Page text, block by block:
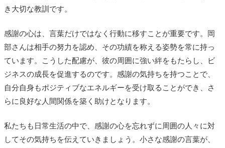
き大切な教訓です。
感謝の心は、言葉だけではなく行動に移すことが重要です。岡
部さんは相手の努力を認め、その功績を称える姿勢を常に持っ
ています。こうした配慮が、彼の周囲に強い絆をもたらし、ビ
ジネスの成長を促進するのです。感謝の気持ちを持つことで、
自分自身もポジティブなエネルギーを受け取ることができ、さ
らに良好な人間関係を築く助けとなります。
私たちも日常生活の中で、感謝の心を忘れずに周囲の人々に対
してその気持ちを伝えていきましょう。小さな感謝の言葉が、